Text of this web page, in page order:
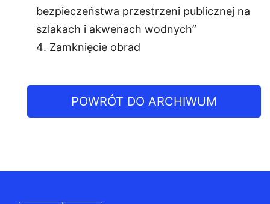
bezpieczeństwa przestrzeni publicznej na
szlakach i akwenach wodnych”
Zamknięcie obrad
POWRÓT DO ARCHIWUM